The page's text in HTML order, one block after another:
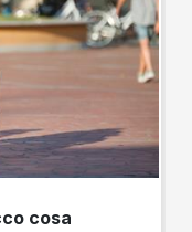
cosa